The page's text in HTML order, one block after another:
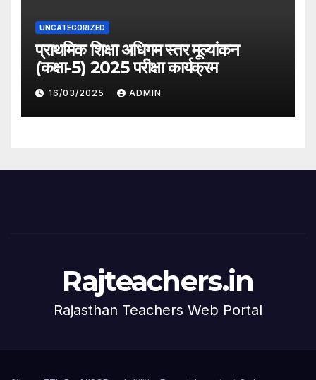
UNCATEGORIZED
प्राथमिक शिक्षा अधिगम स्तर मूल्यांकन
(कक्षा-5) 2025 परीक्षा कार्यक्रम
16/03/2025 ADMIN
Rajteachers.in
Rajasthan Teachers Web Portal